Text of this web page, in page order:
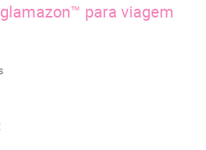
para viagem